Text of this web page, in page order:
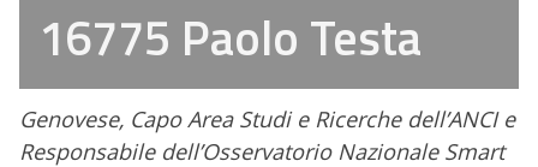
16775 Paolo Testa
Genovese, Capo Area Studi e Ricerche dell’ANCI e
Responsabile dell’Osservatorio Nazionale Smart